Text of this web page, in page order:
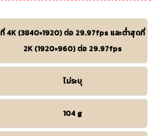
ที่ 4K (3840×1920) ต่อ 29.97fps และต่ำสุดที่
2K (1920×960) ต่อ 29.97fps
ไม่ระบุ
104 g